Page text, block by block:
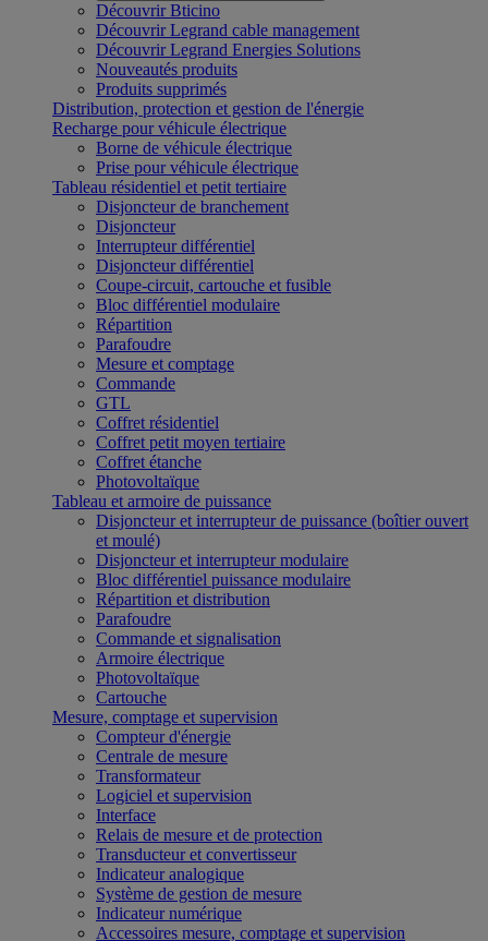
Découvrir Bticino
Découvrir Legrand cable management
Découvrir Legrand Energies Solutions
Nouveautés produits
Produits supprimés
Distribution, protection et gestion de l'énergie
Recharge pour véhicule électrique
Borne de véhicule électrique
Prise pour véhicule électrique
Tableau résidentiel et petit tertiaire
Disjoncteur de branchement
Disjoncteur
Interrupteur différentiel
Disjoncteur différentiel
Coupe-circuit, cartouche et fusible
Bloc différentiel modulaire
Répartition
Parafoudre
Mesure et comptage
Commande
GTL
Coffret résidentiel
Coffret petit moyen tertiaire
Coffret étanche
Photovoltaïque
Tableau et armoire de puissance
Disjoncteur et interrupteur de puissance (boîtier ouvert
et moulé)
Disjoncteur et interrupteur modulaire
Bloc différentiel puissance modulaire
Répartition et distribution
Parafoudre
Commande et signalisation
Armoire électrique
Photovoltaïque
Cartouche
Mesure, comptage et supervision
Compteur d'énergie
Centrale de mesure
Transformateur
Logiciel et supervision
Interface
Relais de mesure et de protection
Transducteur et convertisseur
Indicateur analogique
Système de gestion de mesure
Indicateur numérique
Accessoires mesure, comptage et supervision